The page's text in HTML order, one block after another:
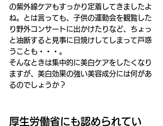
の紫外線ケアもすっかり定着してきましたよ
ね。とは言っても、子供の運動会を観覧した
り野外コンサートに出かけたりなど、ちょっ
と油断すると見事に日焼けしてしまって戸惑
うことも・・・。
そんなときは集中的に美白ケアをしたくなり
ますが、美白効果の強い美容成分には何があ
るのでしょうか？
厚生労働省にも認められてい